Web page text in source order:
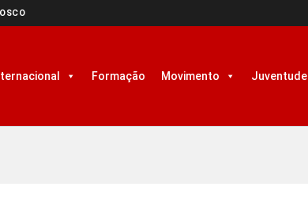
Formação Movimento Juventude